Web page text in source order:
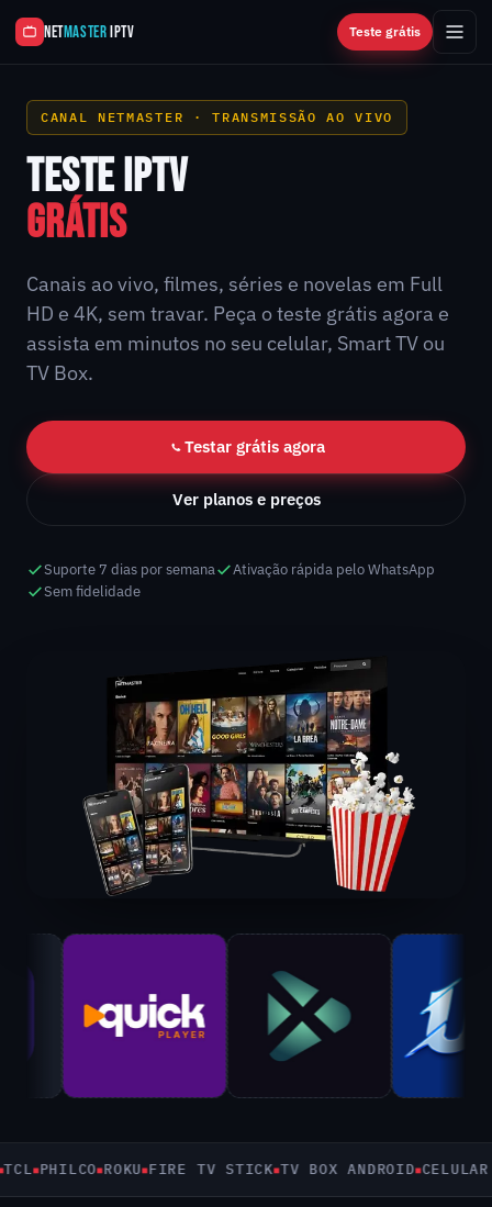
NETMASTERIPTV Teste grátis
CANAL NETMASTER · TRANSMISSÃO AO VIVO
TESTE IPTV
GRÁTIS
Canais ao vivo, filmes, séries e novelas em Full
HD e 4K, sem travar. Peça o teste grátis agora e
assista em minutos no seu celular, Smart TV ou
TV Box.
Testar grátis agora
Ver planos e preços
Suporte 7 dias por semana
Ativação rápida pelo WhatsApp
Sem fidelidade
PHILCO ROKU FIRE TV STICK TV BOX ANDROID CELULAR E